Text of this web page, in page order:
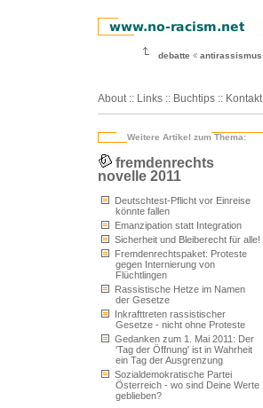
debatte antirassismus
About :: Links :: Buchtips :: Kontakt
Weitere Artikel zum Thema:
fremdenrechts
novelle 2011
Deutschtest-Pflicht vor Einreise
könnte fallen
Emanzipation statt Integration
Sicherheit und Bleiberecht für alle!
Fremdenrechtspaket: Proteste
gegen Internierung von
Flüchtlingen
Rassistische Hetze im Namen
der Gesetze
Inkrafttreten rassistischer
Gesetze - nicht ohne Proteste
Gedanken zum 1. Mai 2011: Der
'Tag der Öffnung' ist in Wahrheit
ein Tag der Ausgrenzung
Sozialdemokratische Partei
Österreich - wo sind Deine Werte
geblieben?